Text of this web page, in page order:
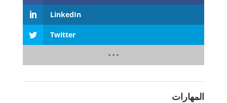
LinkedIn
Twitter
المهارات